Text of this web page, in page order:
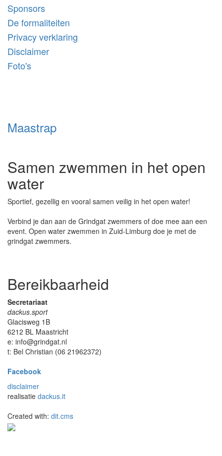
Sponsors
De formaliteiten
Privacy verklaring
Disclaimer
Foto's
Maastrap
Samen zwemmen in het open
water
Sportief, gezellig en vooral samen veilig in het open water!
Verbind je dan aan de Grindgat zwemmers of doe mee aan een
event. Open water zwemmen in Zuid-Limburg doe je met de
grindgat zwemmers.
Bereikbaarheid
Secretariaat
dackus.sport
Glacisweg 1B
6212 BL Maastricht
e: info@grindgat.nl
t: Bel Christian (06 21962372)
Facebook
disclaimer
realisatie dackus.it
Created with: dit.cms